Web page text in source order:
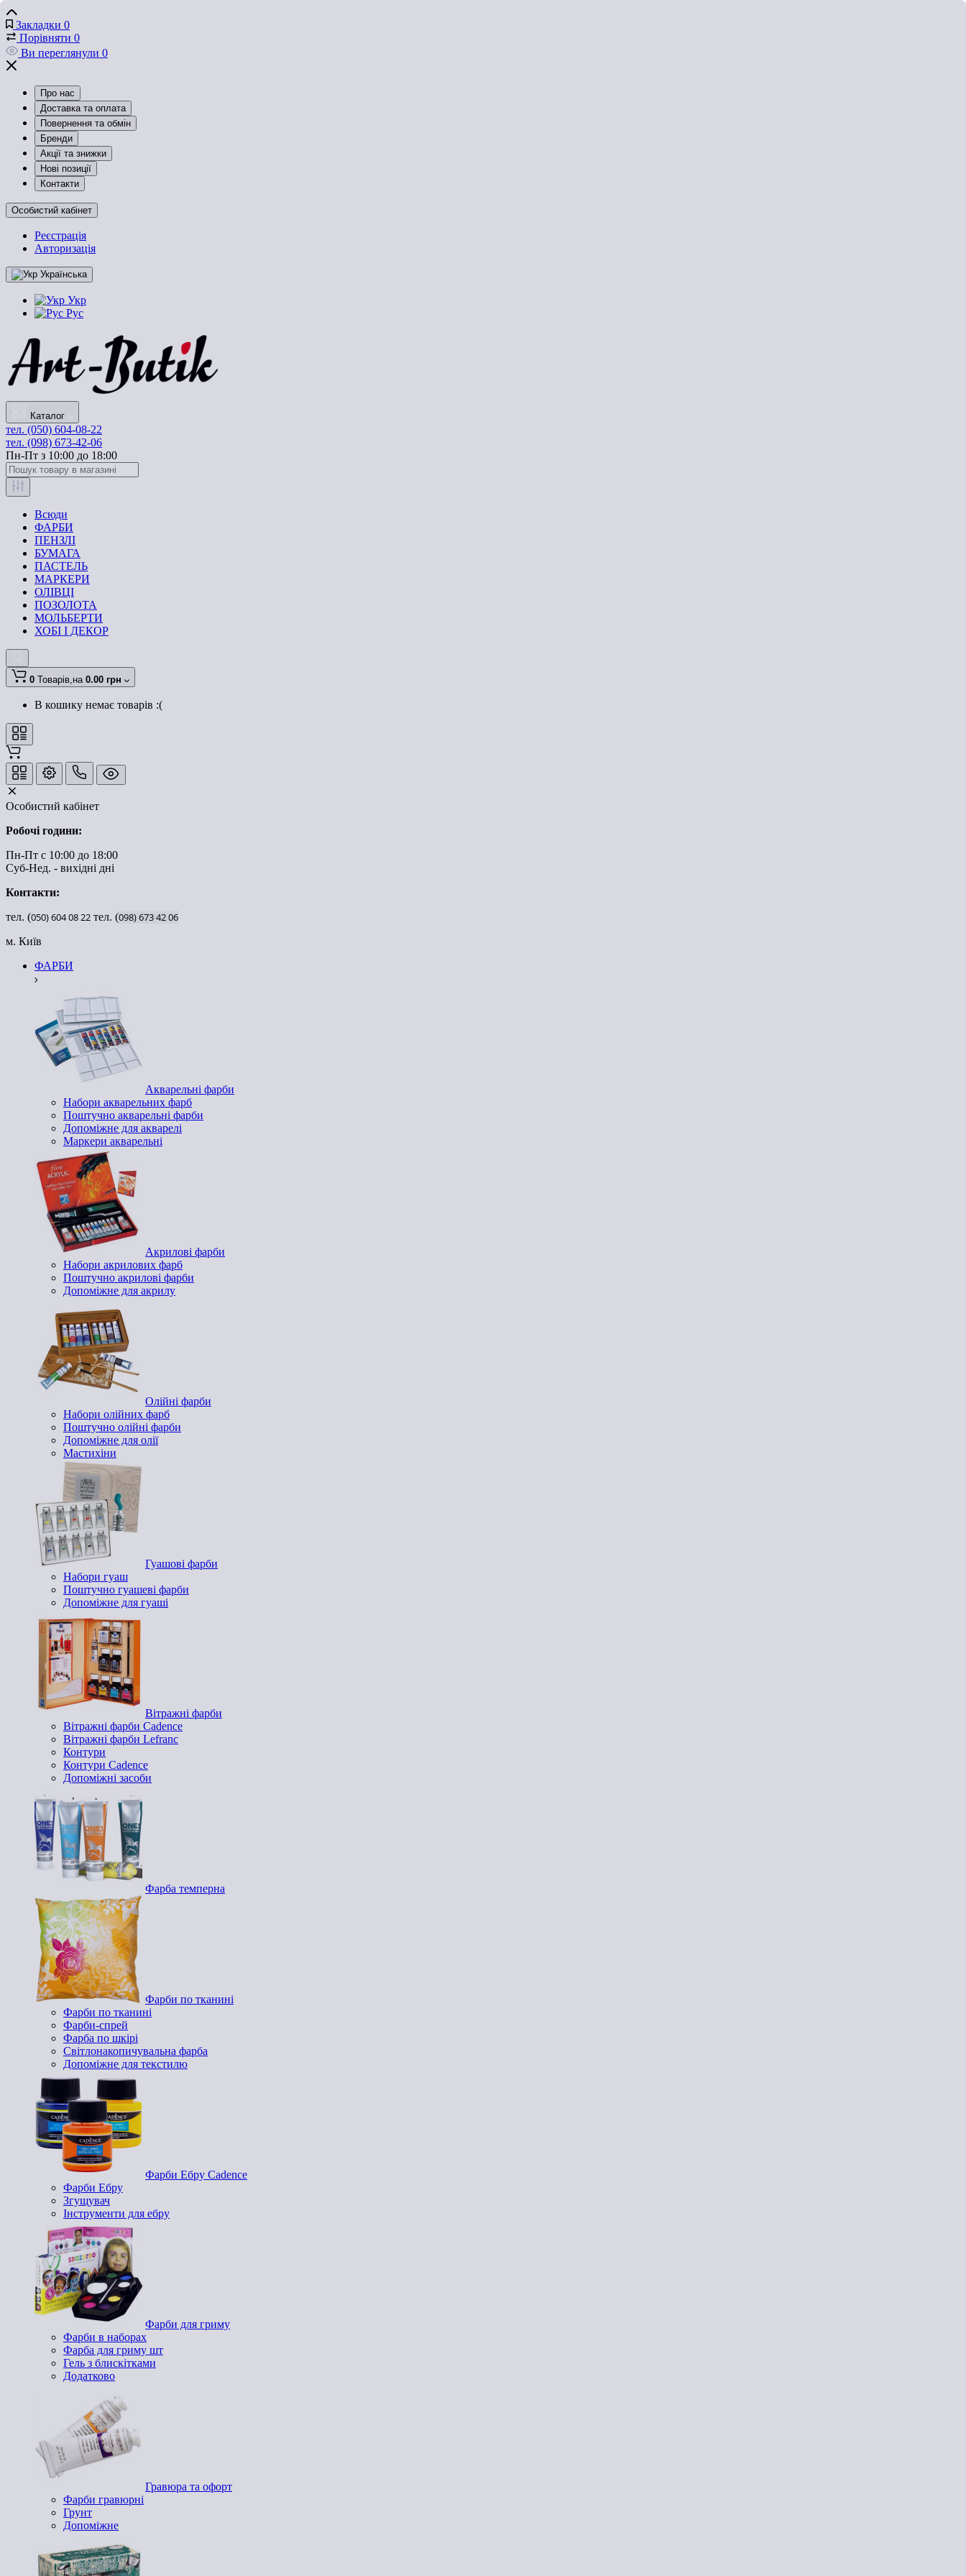
Закладки 0
Порівняти 0
Ви переглянули 0
Про нас
Доставка та оплата
Повернення та обмін
Бренди
Акції та знижки
Нові позиції
Контакти
Особистий кабінет
Реєстрація
Авторизація
Українська
Укр
Рус
Каталог
тел. (050) 604-08-22
тел. (098) 673-42-06
Пн-Пт з 10:00 до 18:00
Всюди
ФАРБИ
ПЕНЗЛІ
БУМАГА
ПАСТЕЛЬ
МАРКЕРИ
ОЛІВЦІ
ПОЗОЛОТА
МОЛЬБЕРТИ
ХОБІ І ДЕКОР
0 Товарів,на 0.00 грн
В кошику немає товарів :(
Особистий кабінет
Робочі години:
Пн-Пт с 10:00 до 18:00
Суб-Нед. - вихідні дні
Контакти:
тел. (050)6040822 тел. (098)6734206
м. Київ
ФАРБИ
Акварельні фарби
Набори акварельних фарб
Поштучно акварельні фарби
Допоміжне для акварелі
Маркери акварельні
Акрилові фарби
Набори акрилових фарб
Поштучно акрилові фарби
Допоміжне для акрилу
Олійні фарби
Набори олійних фарб
Поштучно олійні фарби
Допоміжне для олії
Мастихіни
Гуашові фарби
Набори гуаш
Поштучно гуашеві фарби
Допоміжне для гуаші
Вітражні фарби
Вітражні фарби Cadence
Вітражні фарби Lefranc
Контури
Контури Cadence
Допоміжні засоби
Фарба темперна
Фарби по тканині
Фарби по тканині
Фарби-спрей
Фарба по шкірі
Світлонакопичувальна фарба
Допоміжне для текстилю
Фарби Ебру Cadence
Фарби Ебру
Згущувач
Інструменти для ебру
Фарби для гриму
Фарби в наборах
Фарба для гриму шт
Гель з блискітками
Додатково
Гравюра та офорт
Фарби гравюрні
Грунт
Допоміжне